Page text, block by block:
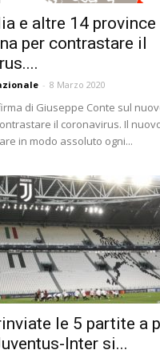
e altre 14 province
per contrastare il
- 8 Marzo 2020
di Giuseppe Conte sul
il coronavirus. Il
in modo assoluto ogni...
le 5 partite a
Inter si...